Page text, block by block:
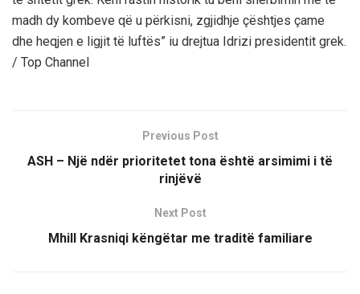
madh dy kombeve që u përkisni, zgjidhje çështjes çame
dhe heqjen e ligjit të luftës” iu drejtua Idrizi presidentit grek.
/ Top Channel
Previous Post
ASH – Një ndër prioritetet tona është arsimimi i të
rinjëvë
Next Post
Mhill Krasniqi këngëtar me traditë familiare